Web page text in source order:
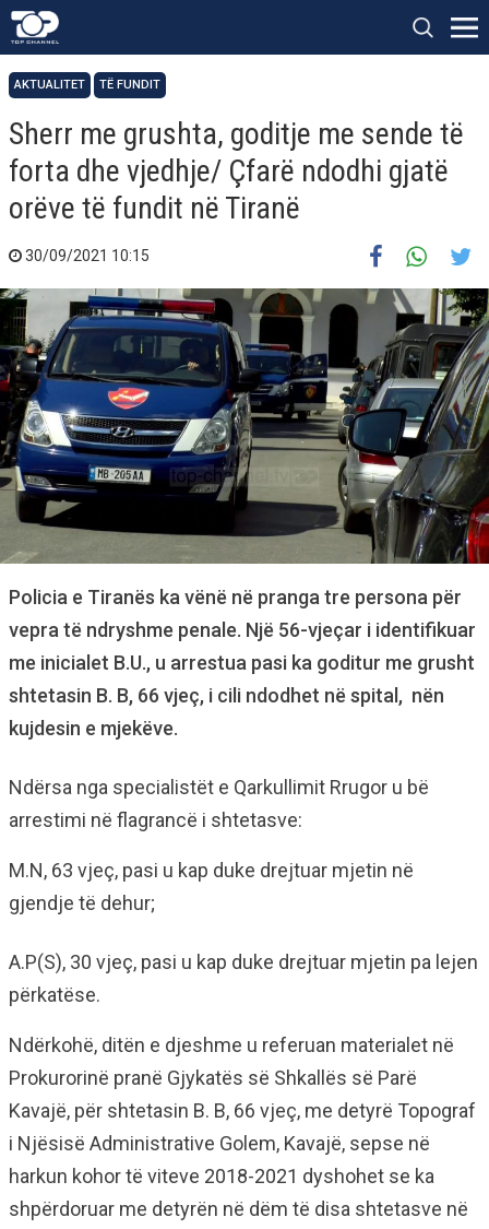
AKTUALITET TË FUNDIT
Sherr me grushta, goditje me sende të
forta dhe vjedhje/ Çfarë ndodhi gjatë
orëve të fundit në Tiranë
30/09/2021 10:15
Policia e Tiranës ka vënë në pranga tre persona për
vepra të ndryshme penale. Një 56-vjeçar i identifikuar
me inicialet B.U., u arrestua pasi ka goditur me grusht
shtetasin B. B, 66 vjeç, i cili ndodhet në spital, nën
kujdesin e mjekëve.
Ndërsa nga specialistët e Qarkullimit Rrugor u bë
arrestimi në flagrancë i shtetasve:
M.N, 63 vjeç, pasi u kap duke drejtuar mjetin në
gjendje të dehur;
A.P(S), 30 vjeç, pasi u kap duke drejtuar mjetin pa lejen
përkatëse.
Ndërkohë, ditën e djeshme u referuan materialet në
Prokurorinë pranë Gjykatës së Shkallës së Parë
Kavajë, për shtetasin B. B, 66 vjeç, me detyrë Topograf
i Njësisë Administrative Golem, Kavajë, sepse në
harkun kohor të viteve 2018-2021 dyshohet se ka
shpërdoruar me detyrën në dëm të disa shtetasve në